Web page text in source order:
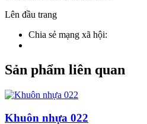
Lên đầu trang
Chia sẻ mạng xã hội:
Sản phẩm liên quan
Khuôn nhựa 022